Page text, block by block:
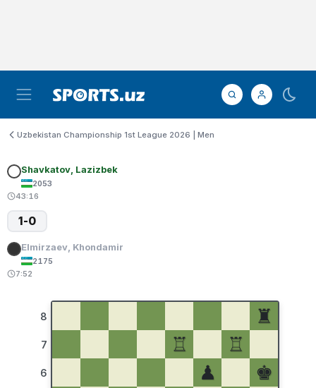
Uzbekistan Championship 1st League 2026 | Men
Shavkatov, Lazizbek
2053
43:16
1-0
Elmirzaev, Khondamir
2175
7:52
8
7
6
♜
♖
♖
♟
♚